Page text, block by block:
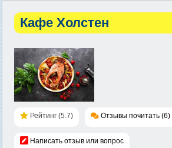
Кафе Холстен
Рейтинг (5.7) Отзывы почитать (6)
Написать отзыв или вопрос